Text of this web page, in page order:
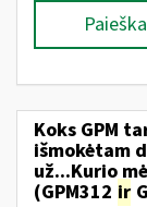
Paieška
Koks GPM
išmokėtam
už...Kurio
(GPM312 ir